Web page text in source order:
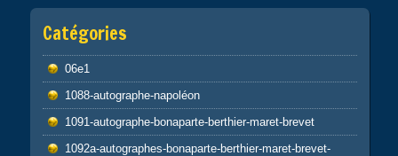
Catégories
06e1
1088-autographe-napoléon
1091-autographe-bonaparte-berthier-maret-brevet
1092a-autographes-bonaparte-berthier-maret-brevet-